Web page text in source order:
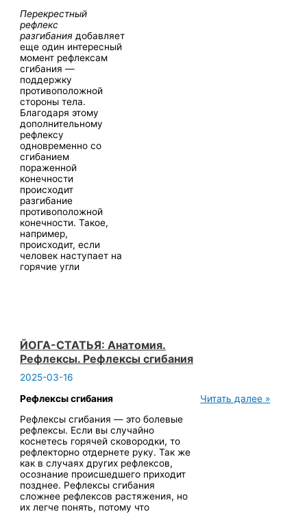
Перекрестный
рефлекс
разгибания добавляет
еще один интересный
момент рефлексам
сгибания —
поддержку
противоположной
стороны тела.
Благодаря этому
дополнительному
рефлексу
одновременно со
сгибанием
пораженной
конечности
происходит
разгибание
противоположной
конечности. Такое,
например,
происходит, если
человек наступает на
горячие угли
ЙОГА-СТАТЬЯ: Анатомия.
Рефлексы. Рефлексы сгибания
2025-03-16
Рефлексы сгибания
Рефлексы сгибания — это болевые
рефлексы. Если вы случайно
коснетесь горячей сковородки, то
рефлекторно отдернете руку. Так же
как в случаях других рефлексов,
осознание происшедшего приходит
позднее. Рефлексы сгибания
сложнее рефлексов растяжения, но
их легче понять, потому что
ЙОГА-
Читать далее »